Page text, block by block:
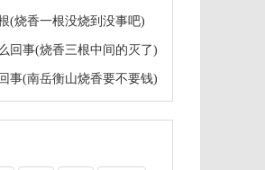
(烧香一根没烧到没事吧)
回事(烧香三根中间的灭了)
事(南岳衡山烧香要不要钱)